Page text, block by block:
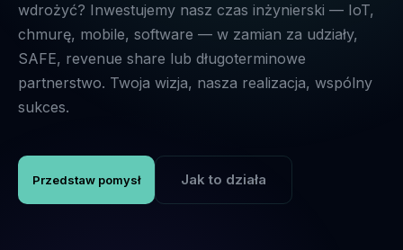
wdrożyć? Inwestujemy nasz czas inżynierski — IoT,
chmurę, mobile, software — w zamian za udziały,
SAFE, revenue share lub długoterminowe
partnerstwo. Twoja wizja, nasza realizacja, wspólny
sukces.
Przedstaw pomysł Jak to działa